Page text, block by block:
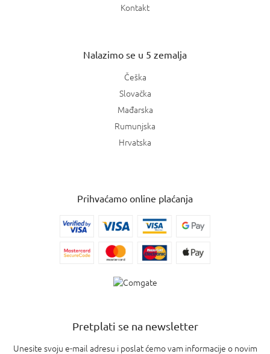
Kontakt
Nalazimo se u 5 zemalja
Češka
Slovačka
Mađarska
Rumunjska
Hrvatska
Prihvaćamo online plaćanja
Pretplati se na newsletter
Unesite svoju e-mail adresu i poslat ćemo vam informacije o novim